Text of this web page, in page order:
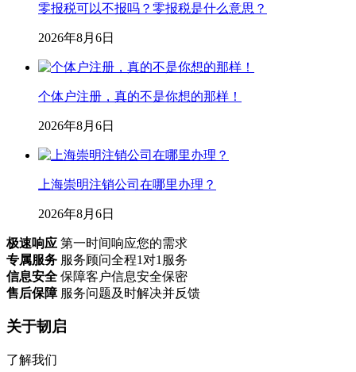
零报税可以不报吗？零报税是什么意思？
2026年8月6日
个体户注册，真的不是你想的那样！
2026年8月6日
上海崇明注销公司在哪里办理？
2026年8月6日
极速响应 第一时间响应您的需求
专属服务 服务顾问全程1对1服务
信息安全 保障客户信息安全保密
售后保障 服务问题及时解决并反馈
关于韧启
了解我们